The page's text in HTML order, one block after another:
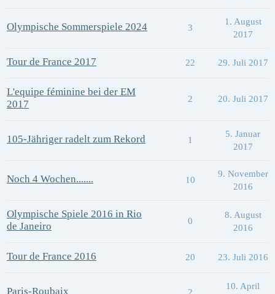
Olympische Sommerspiele 2024 3
1. August
2017
Tour de France 2017 22 29. Juli 2017
L'equipe féminine bei der EM
2017
2 20. Juli 2017
105-Jähriger radelt zum Rekord 1
5. Januar
2017
Noch 4 Wochen....... 10
9. November
2016
Olympische Spiele 2016 in Rio
de Janeiro
0
8. August
2016
Tour de France 2016 20 23. Juli 2016
Paris-Roubaix 2
10. April